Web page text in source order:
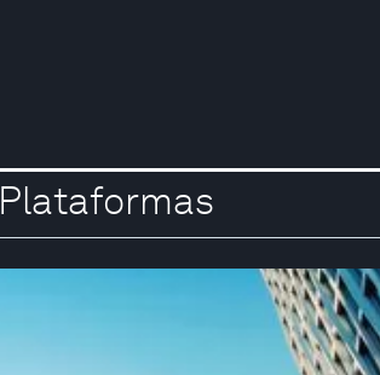
Plataformas